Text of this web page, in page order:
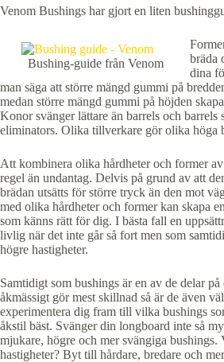
Venom Bushings har gjort en liten
Bushing-guide från Venom
bräda
dina
man säga att större mängd gummi på
medan större mängd gummi på höjden
Konor svänger lättare än barrels och barrels
eliminators. Olika tillverkare gör olika höga
Att kombinera olika hårdheter och former
regel än undantag. Delvis på grund av att
brädan utsätts för större tryck än den mot
med olika hårdheter och former kan skapa
som känns rätt för dig. I bästa fall en
livlig när det inte går så fort men som
högre hastigheter.
Samtidigt som bushings är en av de delar
åkmässigt gör mest skillnad så är de även
experimentera dig fram till vilka bushings
åkstil bäst. Svänger din longboard inte så
mjukare, högre och mer svängiga bushings.
hastigheter? Byt till hårdare, bredare och